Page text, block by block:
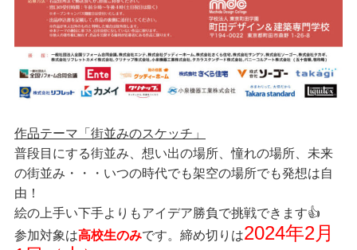
作品テーマ「街並みのスケッチ」
普段目にする街並み、想い出の場所、憧れの場所、未来
の街並み・・・いつの時代でも架空の場所でも発想は自
由！
絵の上手い下手よりもアイデア勝負で挑戦できます👍
参加対象は高校生のみです。締め切りは2024年2月